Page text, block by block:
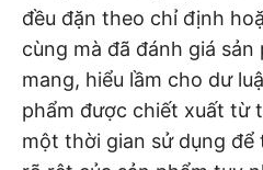
đều đặn theo chỉ định
cùng mà đã đánh giá
mang, hiểu lầm cho dư
phẩm được chiết xuất từ
một thời gian sử dụng để